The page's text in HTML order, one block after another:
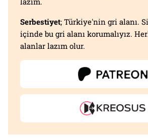
Serbestiyet; Türkiye'nin gri alanı.
içinde bu gri alanı korumalıyız.
alanlar lazım olur.